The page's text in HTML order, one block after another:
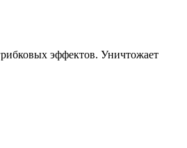
эффектов. Уничтожает